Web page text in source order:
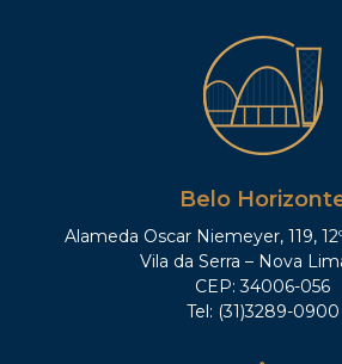
Belo
Alameda Oscar Niemeyer, 119,
Vila da Serra – Nova
CEP: 34006-056
Tel: (31)3289-0900